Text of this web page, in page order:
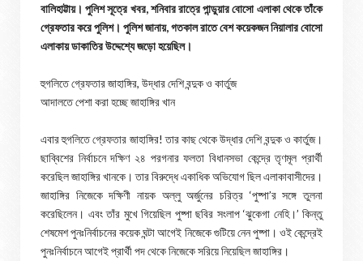
বালিহাট্টায়। পুলিশ সূত্রে খবর, শনিবার রাত্রে পান্ডুয়ার বোসো এলাকা থেকে তাঁকে
গ্রেফতার করে পুলিশ। পুলিশ জানায়, গতকাল রাতে বেশ কয়েকজন নিয়ালার বোসো
এলাকায় ডাকাতির উদ্দেশ্যে জড়ো হয়েছিল।
হুগলিতে গ্রেফতার জাহাঙ্গির, উদ্ধার দেশি বন্দুক ও কার্তুজ
আদালতে পেশা করা হচ্ছে জাহাঙ্গির খান
এবার হুগলিতে গ্রেফতার জাহাঙ্গির! তার কাছ থেকে উদ্ধার দেশি বন্দুক ও কার্তুজ।
ছাব্বিশের নির্বাচনে দক্ষিণ ২৪ পরগনার ফলতা বিধানসভা কেন্দ্রে তৃণমূল প্রার্থী
করেছিল জাহাঙ্গির খানকে। তার বিরুদ্ধে একাধিক অভিযোগ ছিল এলাকাবাসীদের।
জাহাঙ্গির নিজেকে দক্ষিণী নায়ক অল্লু অর্জুনের চরিত্র ‘পুষ্পা’র সঙ্গে তুলনা
করেছিলেন। এবং তাঁর মুখে গিয়েছিল পুষ্পা ছবির সংলাপ ‘ঝুকেগা নেহি।’ কিন্তু
শেষমেশ পুনঃনির্বাচনের কয়েক ঘন্টা আগেই নিজেকে গুটিয়ে নেন পুষ্পা। ওই কেন্দ্রেই
পুনঃনির্বাচনে আগেই প্রার্থী পদ থেকে নিজেকে সরিয়ে নিয়েছিল জাহাঙ্গির।